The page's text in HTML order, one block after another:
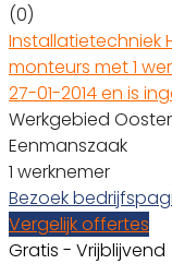
(0)
Installatietechniek
monteurs met 1
27-01-2014 en is
Werkgebied
Eenmanszaak
1 werknemer
Bezoek
Vergelijk offertes
Gratis - Vrijblijvend